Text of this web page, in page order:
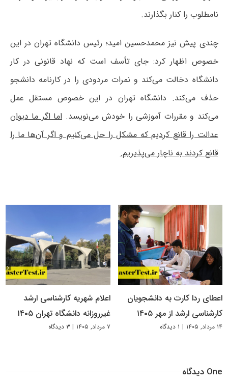
نامطلوب را کنار بگذارند.
چندی پیش نیز محمدحسین امید؛ رئیس دانشگاه تهران در این
خصوص اظهار کرد: جای تأسف است که نهاد قانونی در کار
دانشگاه دخالت می‌کند و نمرات مردودی را در کارنامه دانشجو
حذف می‌کند. دانشگاه تهران در این خصوص مستقل عمل
می‌کند و مقررات آموزشی را خودش می‌نویسد. اما اگر ما دیوان
عدالت را قانع کردیم که مشکل را حل می‌کنیم و اگر آن‌ها ما را
قانع کردند به ناچار می‌پذیریم.
اعطای ردا کارت به دانشجویان
کارشناسی ارشد از مهر ۱۴۰۵
۱۴ مرداد, ۱۴۰۵ | ۱ دیدگاه
اعلام شهریه کارشناسی ارشد
غیرروزانه دانشگاه تهران ۱۴۰۵
۷ مرداد, ۱۴۰۵ | ۳ دیدگاه
One دیدگاه